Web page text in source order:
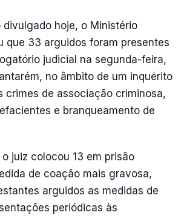
divulgado hoje, o Ministério
que 33 arguidos foram presentes
judicial na segunda-feira,
no âmbito de um inquérito
crimes de associação criminosa,
e branqueamento de
juiz colocou 13 em prisão
de coação mais gravosa,
arguidos as medidas de
periódicas às